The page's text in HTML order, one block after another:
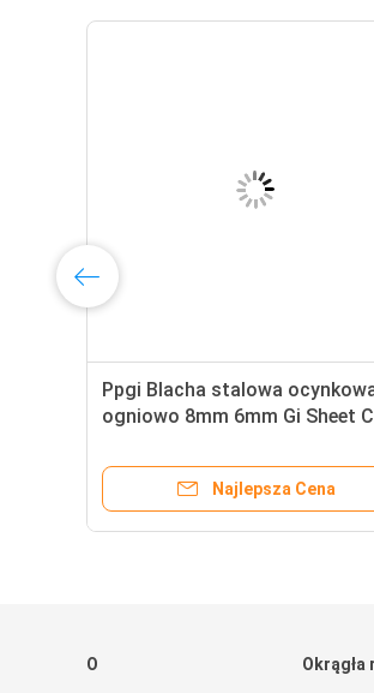
Ppgi Blacha stalowa
ogniowo 8mm 6mm Gi Sheet
Najlepsza Cena
O